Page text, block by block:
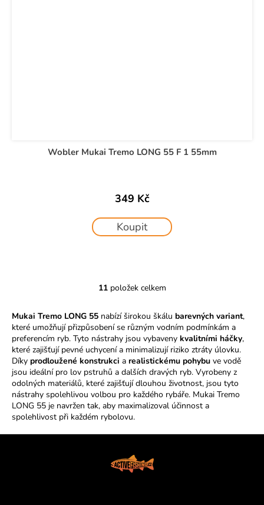
Wobler Mukai Tremo LONG 55 F 1 55mm
349 Kč
Koupit
O
l
á
d
a
c
í
p
r
v
k
v
ý
11položek celkem
Mukai Tremo LONG 55 nabízí širokou škálu barevných variant,
které umožňují přizpůsobení se různým vodním podmínkám a
preferencím ryb. Tyto nástrahy jsou vybaveny kvalitními háčky,
které zajišťují pevné uchycení a minimalizují riziko ztráty úlovku.
Díky prodloužené konstrukci a realistickému pohybu ve vodě
jsou ideální pro lov pstruhů a dalších dravých ryb. Vyrobeny z
odolných materiálů, které zajišťují dlouhou životnost, jsou tyto
nástrahy spolehlivou volbou pro každého rybáře. Mukai Tremo
LONG 55 je navržen tak, aby maximalizoval účinnost a
spolehlivost při každém rybolovu.